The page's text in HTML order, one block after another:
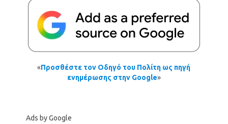
«Προσθέστε τον Οδηγό του Πολίτη ως πηγή
ενημέρωσης στην Google»
Ads by Google